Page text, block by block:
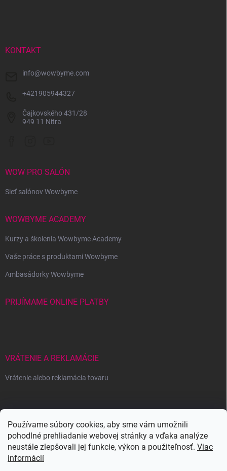
Používame súbory cookies, aby sme vám umožnili
pohodlné prehliadanie webovej stránky a vďaka analýze
neustále zlepšovali jej funkcie, výkon a použiteľnosť. Viac
informácií
KONTAKT
info@wowbyme.com
+421905944327
Čajkovského 431/28
949 11 Nitra
WOW PRO SALÓN
Sieť salónov Wowbyme
WOWBYME ACADEMY
Kurzy a školenia Wowbyme Academy
Vaše práce s produktami Wowbyme
Ambasádorky Wowbyme
PRIJÍMAME ONLINE PLATBY
VRÁTENIE A REKLAMÁCIE
Vrátenie alebo reklamácia tovaru